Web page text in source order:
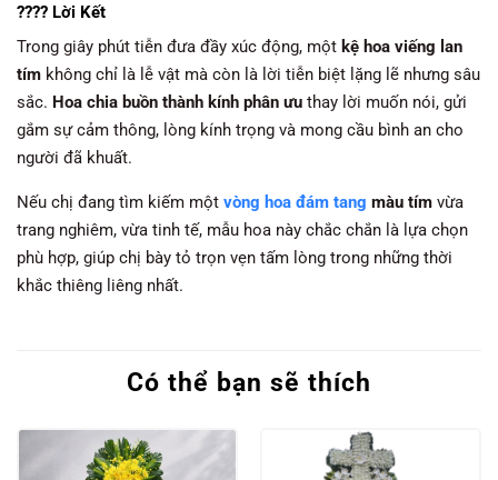
???? Lời Kết
Trong giây phút tiễn đưa đầy xúc động, một kệ hoa viếng lan
tím không chỉ là lễ vật mà còn là lời tiễn biệt lặng lẽ nhưng sâu
sắc. Hoa chia buồn thành kính phân ưu thay lời muốn nói, gửi
gắm sự cảm thông, lòng kính trọng và mong cầu bình an cho
người đã khuất.
Nếu chị đang tìm kiếm một vòng hoa đám tang màu tím vừa
trang nghiêm, vừa tinh tế, mẫu hoa này chắc chắn là lựa chọn
phù hợp, giúp chị bày tỏ trọn vẹn tấm lòng trong những thời
khắc thiêng liêng nhất.
Có thể bạn sẽ thích